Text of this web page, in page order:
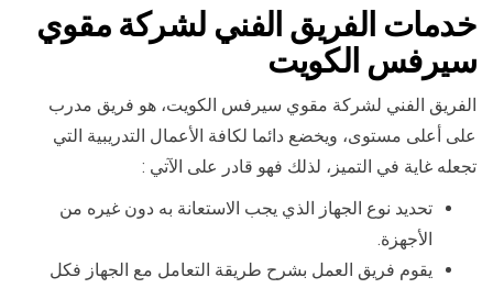
خدمات الفريق الفني لشركة مقوي
سيرفس الكويت
الفريق الفني لشركة مقوي سيرفس الكويت، هو فريق مدرب
على أعلى مستوى، ويخضع دائما لكافة الأعمال التدريبية التي
تجعله غاية في التميز، لذلك فهو قادر على الآتي :
تحديد نوع الجهاز الذي يجب الاستعانة به دون غيره من
الأجهزة.
يقوم فريق العمل بشرح طريقة التعامل مع الجهاز فكل